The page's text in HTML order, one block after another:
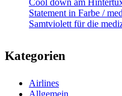
Cool down am
Statement in Farbe /
Samtviolett für die
Kategorien
Airlines
Allgemein